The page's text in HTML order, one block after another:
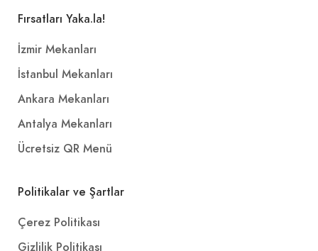
Fırsatları Yaka.la!
İzmir Mekanları
İstanbul Mekanları
Ankara Mekanları
Antalya Mekanları
Ücretsiz QR Menü
Politikalar ve Şartlar
Çerez Politikası
Gizlilik Politikası